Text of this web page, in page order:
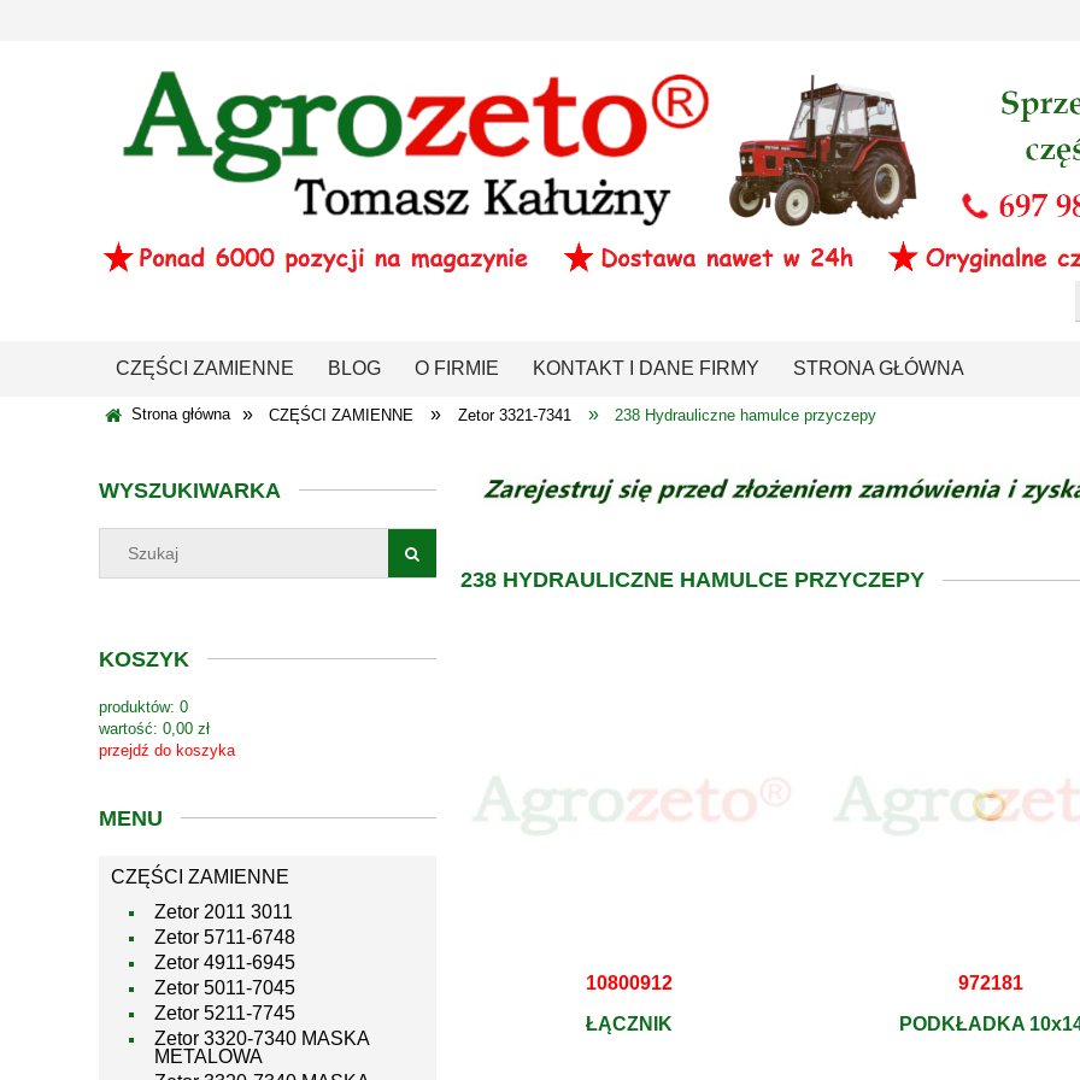
CZĘŚCI ZAMIENNE BLOG O FIRMIE KONTAKT I DANE FIRMY STRONA GŁÓWNA
Strona główna » CZĘŚCI ZAMIENNE » Zetor 3321-7341 » 238 Hydrauliczne hamulce przyczepy
WYSZUKIWARKA
KOSZYK
produktów: 0
wartość: 0,00 zł
przejdź do koszyka
MENU
CZĘŚCI ZAMIENNE
Zetor 2011 3011
Zetor 5711-6748
Zetor 4911-6945
Zetor 5011-7045
Zetor 5211-7745
Zetor 3320-7340 MASKA
METALOWA
238 HYDRAULICZNE HAMULCE PRZYCZEPY
10800912
ŁĄCZNIK
972181
PODKŁADKA